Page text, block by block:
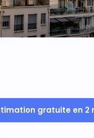
gratuite en 2